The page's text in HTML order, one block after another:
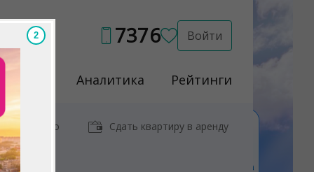
7376 Войти
Аналитика Рейтинги
у метро Сдать квартиру в аренду
1